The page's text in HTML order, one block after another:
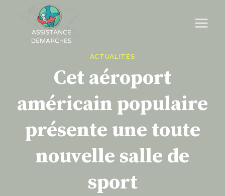
content
ACTUALITÉS
Cet aéroport
américain populaire
présente une toute
nouvelle salle de
sport